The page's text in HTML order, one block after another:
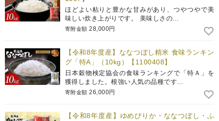
ほどよい粘りと豊かな甘みがあり、つやつやで美
味しい炊き上がりです。 美味しさの…
寄附金額 28,000円
【令和8年度産】ななつぼし精米 食味ランキン
グ「特A」（10kg）【1100408】
日本穀物検定協会の食味ランキングで「特Ａ」を
獲得しました。根強い人気の品種です…
寄附金額 26,000円
【令和8年度産】ゆめぴりか・ななつぼし・ふ